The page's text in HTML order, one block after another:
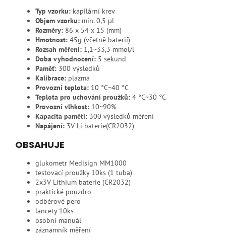
Typ vzorku: kapilární krev
Objem vzorku: min. 0,5 µl
Rozměry: 86 x 54 x 15 (mm)
Hmotnost: 45g (včetně baterií)
Rozsah měření: 1,1~33,3 mmol/l
Doba vyhodnocení: 5 sekund
Paměť: 300 výsledků
Kalibrace: plazma
Provozní teplota: 10 °C~40 °C
Teplota pro uchování proužků: 4 °C~30 °C
Provozní vlhkost: 10~90%
Kapacita paměti: 300 výsledků měření
Napájení: 3V Li baterie(CR2032)
OBSAHUJE
glukometr Medisign MM1000
testovací proužky 10ks (1 tuba)
2x3V Lithium baterie (CR2032)
praktické pouzdro
odběrové pero
lancety 10ks
osobní manuál
záznamník měření